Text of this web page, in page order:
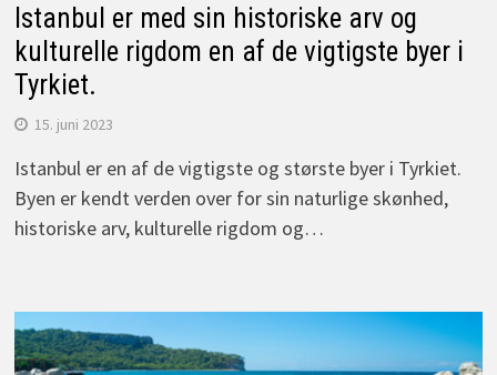
Istanbul er med sin historiske arv og
kulturelle rigdom en af de vigtigste byer i
Tyrkiet.
15. juni 2023
Istanbul er en af de vigtigste og største byer i Tyrkiet.
Byen er kendt verden over for sin naturlige skønhed,
historiske arv, kulturelle rigdom og…